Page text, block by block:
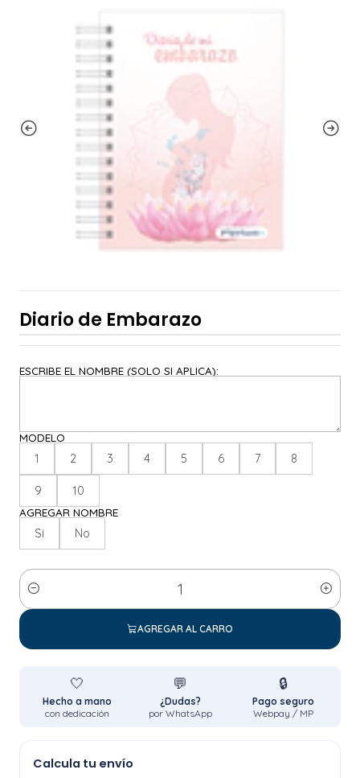
Diario de Embarazo
ESCRIBE EL NOMBRE (SOLO SI APLICA):
MODELO
1 2 3 4 5 6 7 8
9 10
AGREGAR NOMBRE
Si No
Cantidad
AGREGAR AL CARRO
🤍
Hecho a mano
con dedicación
💬
¿Dudas?
por WhatsApp
🔒
Pago seguro
Webpay / MP
Calcula tu envío